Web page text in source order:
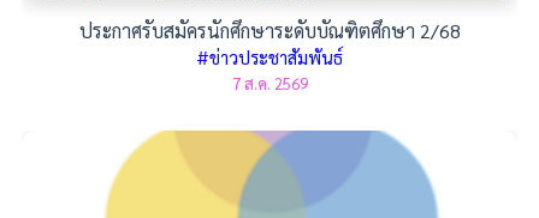
ประกาศรับสมัครนักศึกษาระดับบัณฑิตศึกษา 2/68
#ข่าวประชาสัมพันธ์
7 ส.ค. 2569